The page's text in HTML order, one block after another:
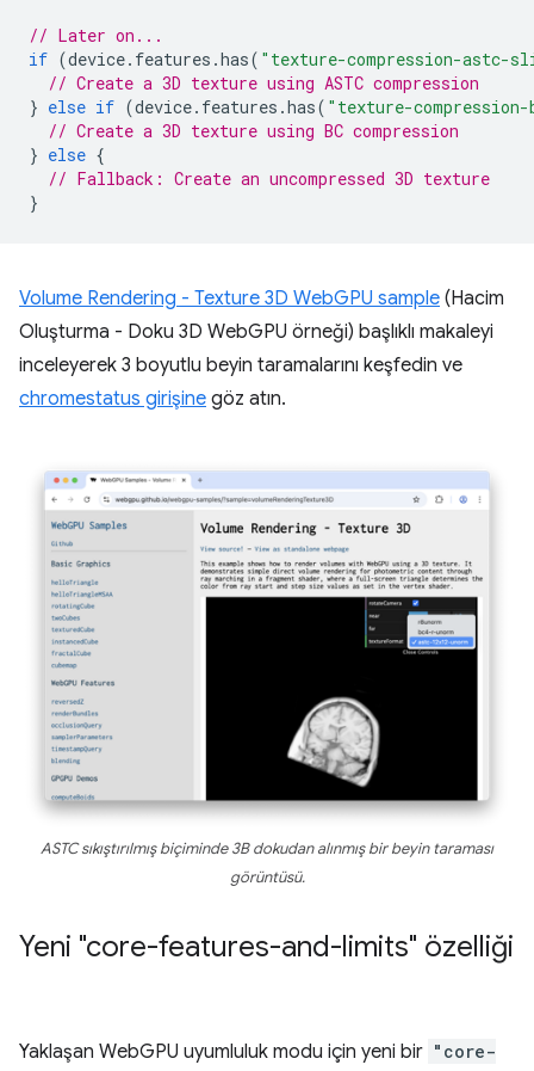
// Later on...
if (device. features .has( "texture-compression-astc-
// Create a 3D texture using ASTC compression
} else if (device. features .has( "texture-
// Create a 3D texture using BC compression
} else {
// Fallback: Create an uncompressed 3D texture
}
Volume Rendering - Texture 3D WebGPU sample (Hacim
Oluşturma - Doku 3D WebGPU örneği) başlıklı makaleyi
inceleyerek 3 boyutlu beyin taramalarını keşfedin ve
chromestatus girişine göz atın.
ASTC sıkıştırılmış biçiminde 3B dokudan alınmış bir beyin taraması
görüntüsü.
Yeni "core-features-and-limits" özelliği
Yaklaşan WebGPU uyumluluk modu için yeni bir "core-